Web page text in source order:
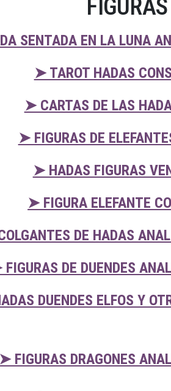
SENTADA EN LA LUNA
➤ TAROT HADAS
➤ CARTAS DE LAS
➤ FIGURAS DE
➤ HADAS FIGURAS
➤ FIGURA ELEFANTE
DE HADAS
DE DUENDES
DUENDES ELFOS Y
➤ FIGURAS DRAGONES